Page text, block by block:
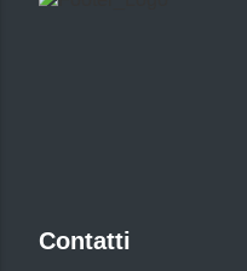
Contatti